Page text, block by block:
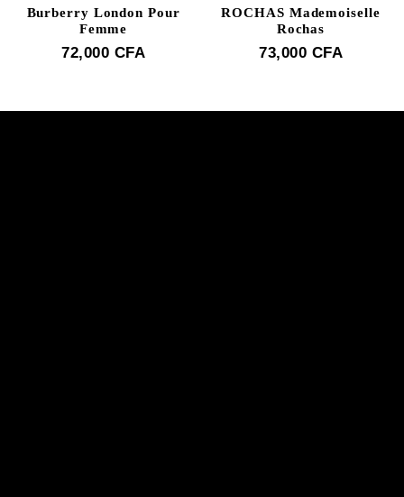
Burberry London Pour
Femme
72,000 CFA
ROCHAS Mademoiselle
Rochas
73,000 CFA